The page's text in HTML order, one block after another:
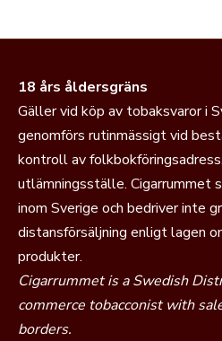
18 års åldersgräns
Gäller vid köp av tobaksvaror i
genomförs rutinmässigt vid
kontroll av
utlämningsställe. Cigarrummet
inom Sverige och bedriver inte
distansförsäljning enligt lagen
produkter.
Cigarrummet is a Swedish
commerce tobacconist with
borders.